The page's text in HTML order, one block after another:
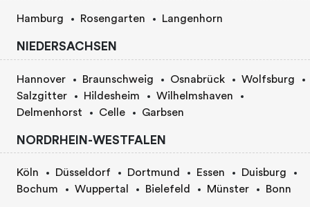
Hamburg Rosengarten Langenhorn
NIEDERSACHSEN
Hannover Braunschweig Osnabrück
Wolfsburg
Salzgitter
Hildesheim
Wilhelmshaven
Delmenhorst
Celle Garbsen
NORDRHEIN-WESTFALEN
Köln Düsseldorf Dortmund Essen
Duisburg
Bochum
Wuppertal Bielefeld Münster Bonn